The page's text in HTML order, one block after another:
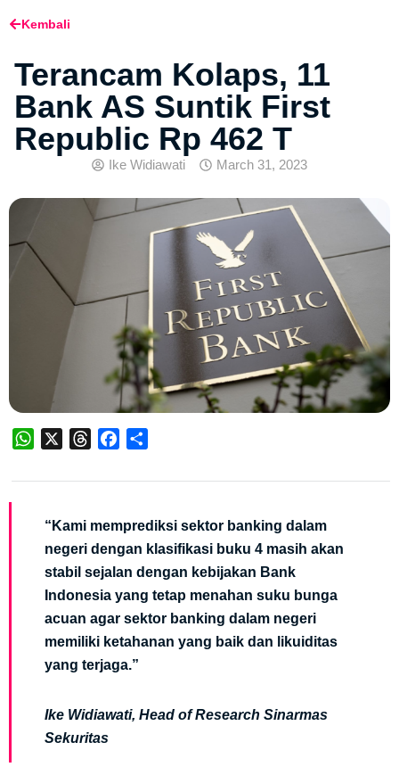
Kembali
Terancam Kolaps, 11
Bank AS Suntik First
Republic Rp 462 T
Ike Widiawati March 31, 2023
WhatsApp ThreadsFacebook
“Kami memprediksi sektor banking dalam
negeri dengan klasifikasi buku 4 masih akan
stabil sejalan dengan kebijakan Bank
Indonesia yang tetap menahan suku bunga
acuan agar sektor banking dalam negeri
memiliki ketahanan yang baik dan likuiditas
yang terjaga.”
Ike Widiawati, Head of Research Sinarmas
Sekuritas